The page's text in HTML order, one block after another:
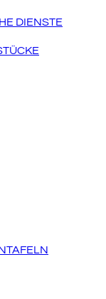
DIENSTE